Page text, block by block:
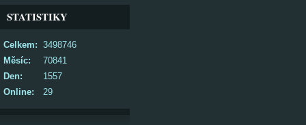
STATISTIKY
Online: 29
Celkem: 3498746
Měsíc:
70841
Den:
1557